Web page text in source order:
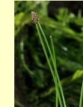
Bild